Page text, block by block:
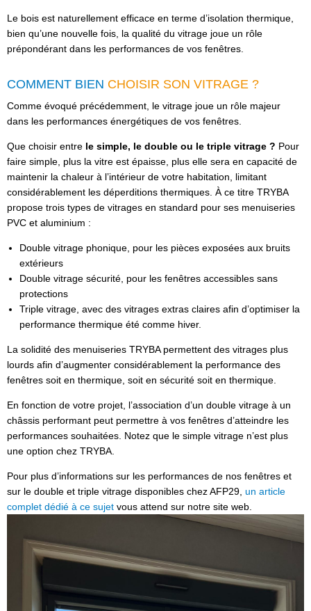
Le bois est naturellement efficace en terme d’isolation thermique,
bien qu’une nouvelle fois, la qualité du vitrage joue un rôle
prépondérant dans les performances de vos fenêtres.
COMMENT BIEN CHOISIR SON VITRAGE ?
Comme évoqué précédemment, le vitrage joue un rôle majeur
dans les performances énergétiques de vos fenêtres.
Que choisir entre le simple, le double ou le triple vitrage ? Pour
faire simple, plus la vitre est épaisse, plus elle sera en capacité de
maintenir la chaleur à l’intérieur de votre habitation, limitant
considérablement les déperditions thermiques. À ce titre TRYBA
propose trois types de vitrages en standard pour ses menuiseries
PVC et aluminium :
Double vitrage phonique, pour les pièces exposées aux bruits
extérieurs
Double vitrage sécurité, pour les fenêtres accessibles sans
protections
Triple vitrage, avec des vitrages extras claires afin d’optimiser la
performance thermique été comme hiver.
La solidité des menuiseries TRYBA permettent des vitrages plus
lourds afin d’augmenter considérablement la performance des
fenêtres soit en thermique, soit en sécurité soit en thermique.
En fonction de votre projet, l’association d’un double vitrage à un
châssis performant peut permettre à vos fenêtres d’atteindre les
performances souhaitées. Notez que le simple vitrage n’est plus
une option chez TRYBA.
Pour plus d’informations sur les performances de nos fenêtres et
sur le double et triple vitrage disponibles chez AFP29, un article
complet dédié à ce sujet vous attend sur notre site web.